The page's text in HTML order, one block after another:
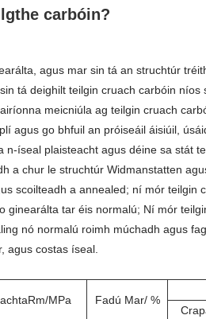
carbóin?
agus mar sin tá an struchtúr
tá deighilt teilgin cruach carbóin
meicniúla ag teilgin cruach
agus go bhfuil an próiseáil áisiúil,
íseal plaisteacht agus déine sa stát
a chur le struchtúr Widmanstatten
scoilteadh a annealed; ní mór
tar éis normalú; Ní mór
nó normalú roimh múchadh agus
agus costas íseal.
MPa Fadú Mar/ %